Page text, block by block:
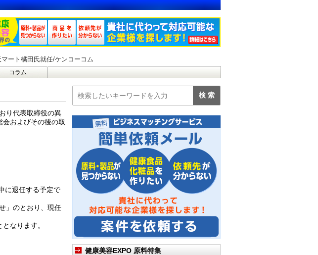
ート橘田氏就任/ケンコーコム
コラム
り代表取締役の異
およびその後の取
に退任する予定で
」のとおり、現任
なります。
健康美容EXPO 原料特集